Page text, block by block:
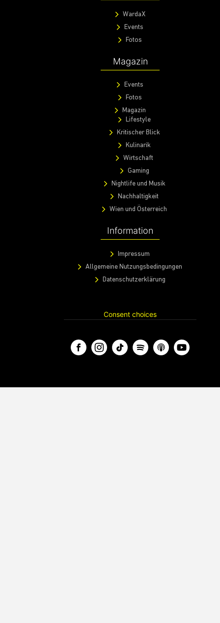
WardaX
Events
Fotos
Magazin
Events
Fotos
Magazin
Lifestyle
Kritischer Blick
Kulinarik
Wirtschaft
Gaming
Nightlife und Musik
Nachhaltigkeit
Wien und Österreich
Information
Impressum
Allgemeine Nutzungsbedingungen
Datenschutzerklärung
Consent choices